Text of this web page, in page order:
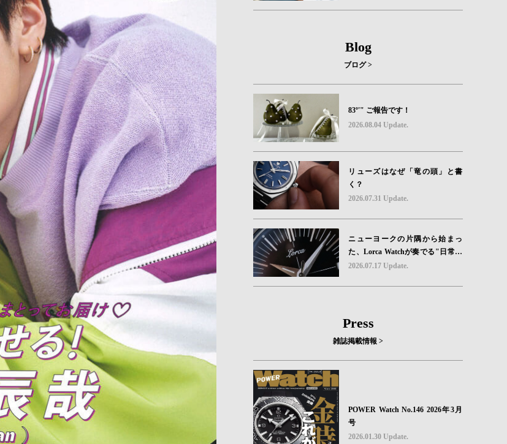
Blog
ブログ >
83º'" ご報告です！
2026.08.04 Update.
リューズはなぜ「竜の頭」と書
く？
2026.07.31 Update.
ニューヨークの片隅から始まっ
た、Lorca Watchが奏でる"日常の
ロマン"｜Brand Picks #08
2026.07.17 Update.
Press
雑誌掲載情報 >
POWER Watch No.146 2026年3月
号
2026.01.30 Update.